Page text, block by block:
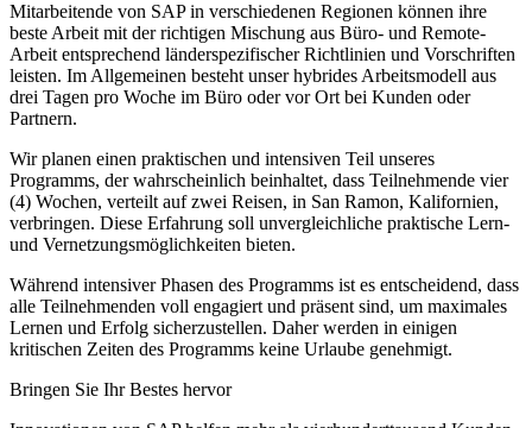
Mitarbeitende von SAP in verschiedenen Regionen können ihre
beste Arbeit mit der richtigen Mischung aus Büro- und Remote-
Arbeit entsprechend länderspezifischer Richtlinien und Vorschriften
leisten. Im Allgemeinen besteht unser hybrides Arbeitsmodell aus
drei Tagen pro Woche im Büro oder vor Ort bei Kunden oder
Partnern.
Wir planen einen praktischen und intensiven Teil unseres
Programms, der wahrscheinlich beinhaltet, dass Teilnehmende vier
(4) Wochen, verteilt auf zwei Reisen, in San Ramon, Kalifornien,
verbringen. Diese Erfahrung soll unvergleichliche praktische Lern-
und Vernetzungsmöglichkeiten bieten.
Während intensiver Phasen des Programms ist es entscheidend, dass
alle Teilnehmenden voll engagiert und präsent sind, um maximales
Lernen und Erfolg sicherzustellen. Daher werden in einigen
kritischen Zeiten des Programms keine Urlaube genehmigt.
Bringen Sie Ihr Bestes hervor